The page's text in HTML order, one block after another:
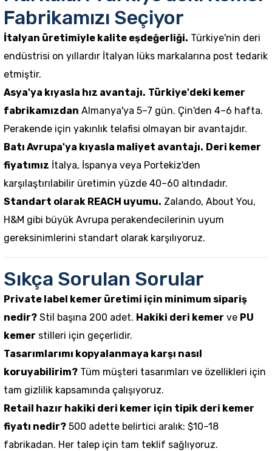
Fabrikamızı Seçiyor
İtalyan üretimiyle kalite eşdeğerliği. Türkiye'nin deri
endüstrisi on yıllardır İtalyan lüks markalarına post tedarik
etmiştir.
Asya'ya kıyasla hız avantajı. Türkiye'deki kemer
fabrikamızdan Almanya'ya 5–7 gün. Çin'den 4–6 hafta.
Perakende için yakınlık telafisi olmayan bir avantajdır.
Batı Avrupa'ya kıyasla maliyet avantajı. Deri kemer
fiyatımız İtalya, İspanya veya Portekiz'den
karşılaştırılabilir üretimin yüzde 40–60 altındadır.
Standart olarak REACH uyumu. Zalando, About You,
H&M gibi büyük Avrupa perakendecilerinin uyum
gereksinimlerini standart olarak karşılıyoruz.
Sıkça Sorulan Sorular
Private label kemer üretimi için minimum sipariş
nedir? Stil başına 200 adet. Hakiki deri kemer ve PU
kemer stilleri için geçerlidir.
Tasarımlarımı kopyalanmaya karşı nasıl
koruyabilirim? Tüm müşteri tasarımları ve özellikleri için
tam gizlilik kapsamında çalışıyoruz.
Retail hazır hakiki deri kemer için tipik deri kemer
fiyatı nedir? 500 adette belirtici aralık: $10–18
fabrikadan. Her talep için tam teklif sağlıyoruz.